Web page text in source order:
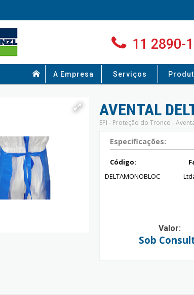
11 2890-
A Empresa Serviços
AVENTAL
EPI - Proteção do Tronco -
Especificações:
Código:
DELTAMONOBLOC
Valor:
Sob